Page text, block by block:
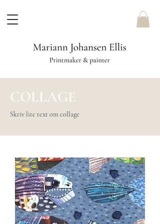
COLLAGE
Skriv lite text om collage